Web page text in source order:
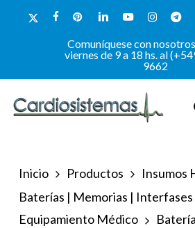
content
x-
facebookpinterestlinkedinyoutubeinstagram
Comuníquese con
viernes de 9 a 18 hs. al
9662
Inicio Productos
Insumos
Baterías | Memorias | Interfases
Equipamiento Médico